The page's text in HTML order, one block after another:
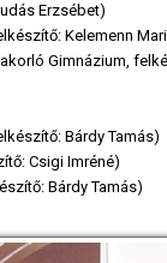
Erzsébet)
Kelemenn
Gimnázium,
Bárdy Tamás)
Csigi Imréné)
Bárdy Tamás)